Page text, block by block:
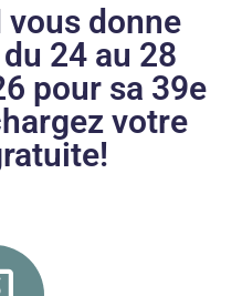
vous donne
24 au 28
pour sa 39e
votre